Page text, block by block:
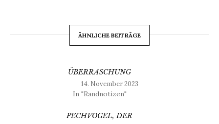
ÄHNLICHE BEITRÄGE
ÜBERRASCHUNG
14. November 2023
In "Randnotizen"
PECHVOGEL, DER